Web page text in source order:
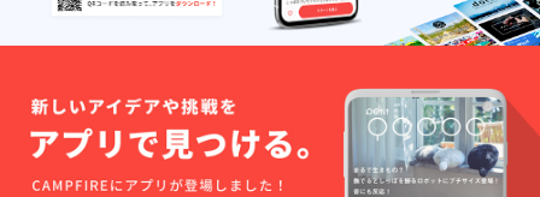
ナミズ（株）あんふぁ
に代表